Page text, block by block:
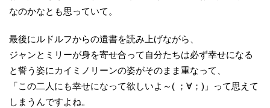
なのかなとも思っていて。
最後にルドルフからの遺書を読み上げながら、
ジャンとミリーが身を寄せ合って自分たちは必ず幸せになる
と誓う姿にカイミノリーンの姿がそのまま重なって、
「この二人にも幸せになって欲しいよ～( ；∀；)」って思えて
しまうんですよね。